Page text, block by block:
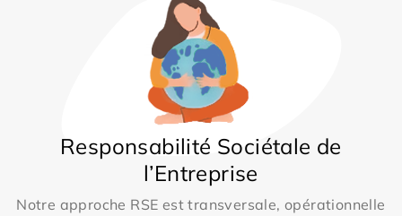
Responsabilité Sociétale de
l’Entreprise
Notre approche RSE est transversale, opérationnelle